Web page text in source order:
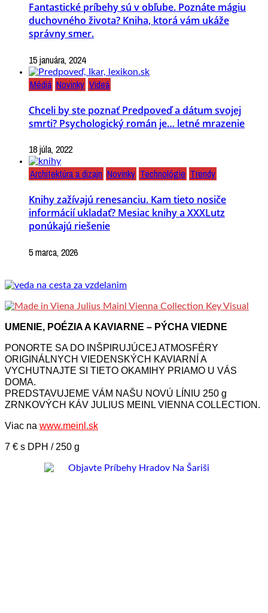
Fantastické príbehy sú v obľube. Poznáte mágiu
duchovného života? Kniha, ktorá vám ukáže
správny smer.
15 januára, 2024
Médiá Novinky Videá
Chceli by ste poznať Predpoveď a dátum svojej
smrti? Psychologický román je… letné mrazenie
18 júla, 2022
Architektúra a dizajn Novinky Technológie Trendy
Knihy zažívajú renesanciu. Kam tieto nosiče
informácií ukladať? Mesiac knihy a XXXLutz
ponúkajú riešenie
5 marca, 2026
UMENIE, POÉZIA A KAVIARNE – PÝCHA VIEDNE
PONORTE SA DO INŠPIRUJÚCEJ ATMOSFÉRY
ORIGINÁLNYCH VIEDENSKÝCH KAVIARNÍ A
VYCHUTNAJTE SI TIETO OKAMIHY PRIAMO U VÁS
DOMA.
PREDSTAVUJEME VÁM NAŠU NOVÚ LÍNIU 250 g
ZRNKOVÝCH KÁV JULIUS MEINL VIENNA COLLECTION.
Viac na www.meinl.sk
7 € s DPH / 250 g